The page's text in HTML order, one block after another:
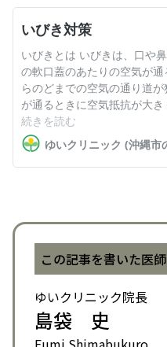
この記事を書いた医師
ゆいクリニック院長
島袋 史